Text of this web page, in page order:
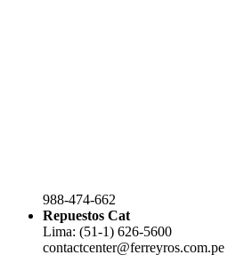
988-474-662
Repuestos Cat
Lima: (51-1) 626-5600
contactcenter@ferreyros.com.pe